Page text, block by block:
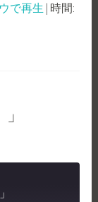
で再生 | 時間: